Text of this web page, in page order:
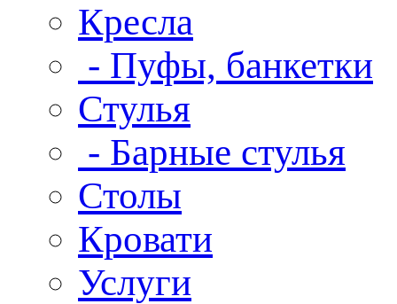
Кресла
- Пуфы, банкетки
Стулья
- Барные стулья
Столы
Кровати
Услуги